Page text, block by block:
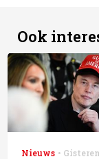
Ook
Nieuws Gisteren